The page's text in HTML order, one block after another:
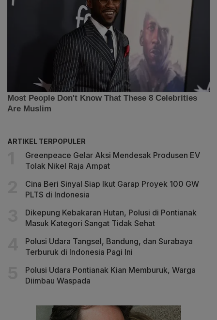
ARTIKEL TERPOPULER
Greenpeace Gelar Aksi Mendesak Produsen EV
Tolak Nikel Raja Ampat
Cina Beri Sinyal Siap Ikut Garap Proyek 100 GW
PLTS di Indonesia
Dikepung Kebakaran Hutan, Polusi di Pontianak
Masuk Kategori Sangat Tidak Sehat
Polusi Udara Tangsel, Bandung, dan Surabaya
Terburuk di Indonesia Pagi Ini
Polusi Udara Pontianak Kian Memburuk, Warga
Diimbau Waspada